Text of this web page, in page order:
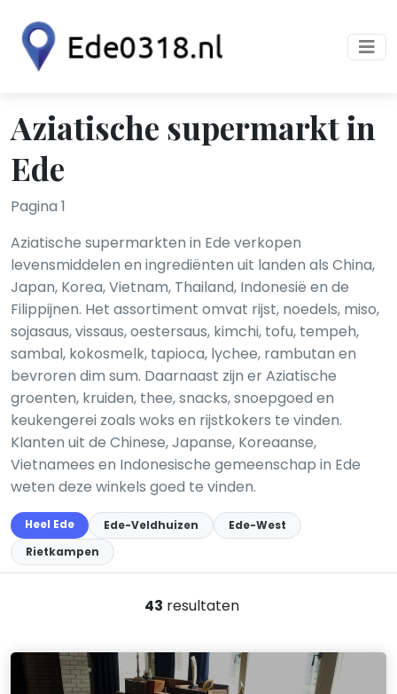
Aziatische supermarkt in
Ede
Pagina 1
Aziatische supermarkten in Ede verkopen
levensmiddelen en ingrediënten uit landen als China,
Japan, Korea, Vietnam, Thailand, Indonesië en de
Filippijnen. Het assortiment omvat rijst, noedels, miso,
sojasaus, vissaus, oestersaus, kimchi, tofu, tempeh,
sambal, kokosmelk, tapioca, lychee, rambutan en
bevroren dim sum. Daarnaast zijn er Aziatische
groenten, kruiden, thee, snacks, snoepgoed en
keukengerei zoals woks en rijstkokers te vinden.
Klanten uit de Chinese, Japanse, Koreaanse,
Vietnamees en Indonesische gemeenschap in Ede
weten deze winkels goed te vinden.
Heel Ede Ede-Veldhuizen
Ede-West
Rietkampen
43 resultaten